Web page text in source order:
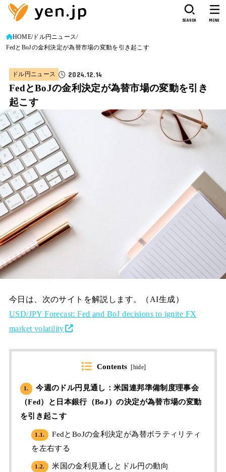
SEARCH MENU
HOME ドル円ニュース
FedとBoJの金利決定が為替市場の変動を引き起こす
ドル円ニュース 2024.12.14
FedとBoJの金利決定が為替市場の変動を引き
起こす
今日は、次のサイトを解説します。（AI生成）
USD/JPY Forecast: Fed and BoJ decisions to ignite FX
market volatility
Contents [hide]
1.
今週のドル円見通し：米国連邦準備制度理事会
（Fed）と日本銀行（BoJ）の決定が為替市場の変動
を引き起こす
1.1.
FedとBoJの金利決定が為替ボラティリティ
を左右する
1.2. 米国の金利見通しとドル円の動向